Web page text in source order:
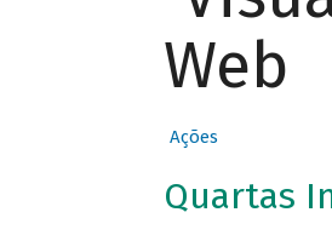
Web
Ações
Quartas